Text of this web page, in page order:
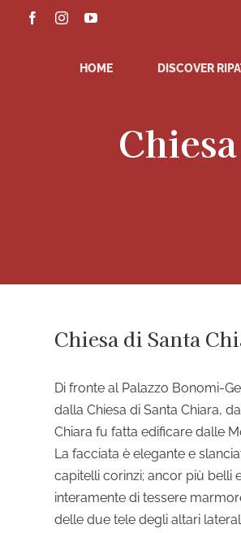
FacebookInstagramYouTube
HOME DISCOVER
Chiesa di Santa
Di fronte al Palazzo Bonomi-
dalla Chiesa di Santa Chiara,
Chiara fu fatta edificare dalle
La facciata è elegante e
capitelli corinzi; ancor più belli
interamente di tessere
delle due tele degli altari